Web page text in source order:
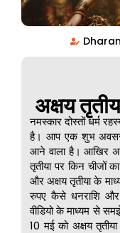
अक्षय
नमस्कार दोस्तों धर्म
है। आप एक शुभ अवसर
आने वाला है। आखिर
तृतीया पर किन चीजों
और अक्षय तृतीया के
रुपए कैसे धनराशि
वीडियो के माध्यम से
10 मई को अक्षय